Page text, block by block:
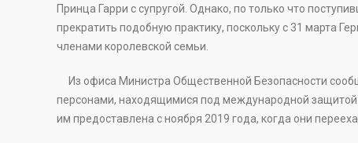
Принца Гарри с супругой. Однако, по только что
прекратить подобную практику, поскольку с 31 марта
членами королевской семьи.
Из офиса Министра Общественной Безопасности
персонами, находящимися под международной
им предоставлена с ноября 2019 года, когда они